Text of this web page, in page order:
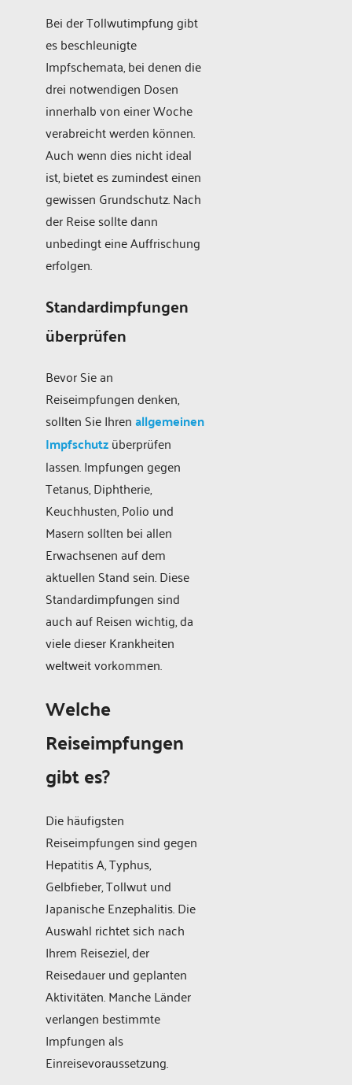
Bei der Tollwutimpfung gibt
es beschleunigte
Impfschemata, bei denen die
drei notwendigen Dosen
innerhalb von einer Woche
verabreicht werden können.
Auch wenn dies nicht ideal
ist, bietet es zumindest einen
gewissen Grundschutz. Nach
der Reise sollte dann
unbedingt eine Auffrischung
erfolgen.
Standardimpfungen
überprüfen
Bevor Sie an
Reiseimpfungen denken,
sollten Sie Ihrenallgemeinen
Impfschutzüberprüfen
lassen. Impfungen gegen
Tetanus, Diphtherie,
Keuchhusten, Polio und
Masern sollten bei allen
Erwachsenen auf dem
aktuellen Stand sein. Diese
Standardimpfungen sind
auch auf Reisen wichtig, da
viele dieser Krankheiten
weltweit vorkommen.
Welche
Reiseimpfungen
gibt es?
Die häufigsten
Reiseimpfungen sind gegen
Hepatitis A, Typhus,
Gelbfieber, Tollwut und
Japanische Enzephalitis. Die
Auswahl richtet sich nach
Ihrem Reiseziel, der
Reisedauer und geplanten
Aktivitäten. Manche Länder
verlangen bestimmte
Impfungen als
Einreisevoraussetzung.